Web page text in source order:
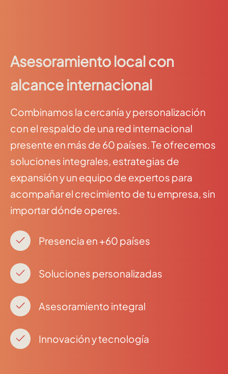
Asesoramiento local con
alcance internacional
Combinamos la cercanía y personalización
con el respaldo de una red internacional
presente en más de 60 países. Te ofrecemos
soluciones integrales, estrategias de
expansión y un equipo de expertos para
acompañar el crecimiento de tu empresa, sin
importar dónde operes.
Presencia en +60 países
Soluciones personalizadas
Asesoramiento integral
Innovación y tecnología